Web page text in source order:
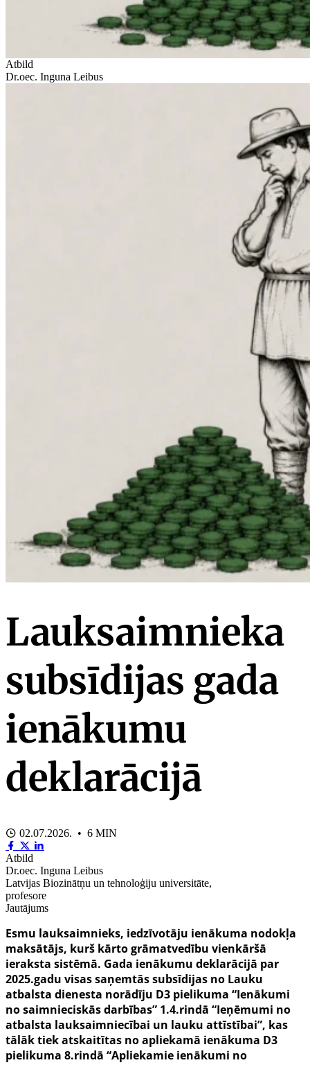
Atbild
Dr.oec. Inguna Leibus
Lauksaimnieka
subsīdijas gada
ienākumu
deklarācijā
02.07.2026. • 6 MIN
Atbild
Dr.oec. Inguna Leibus
Latvijas Biozinātņu un tehnoloģiju universitāte,
profesore
Jautājums
Esmu lauksaimnieks, iedzīvotāju ienākuma nodokļa
maksātājs, kurš kārto grāmatvedību vienkāršā
ieraksta sistēmā. Gada ienākumu deklarācijā par
2025.gadu visas saņemtās subsīdijas no Lauku
atbalsta dienesta norādīju D3 pielikuma “Ienākumi
no saimnieciskās darbības” 1.4.rindā “Ieņēmumi no
atbalsta lauksaimniecībai un lauku attīstībai”, kas
tālāk tiek atskaitītas no apliekamā ienākuma D3
pielikuma 8.rindā “Apliekamie ienākumi no